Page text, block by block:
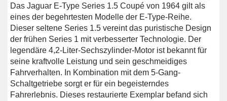
Das Jaguar E-Type Series 1.5 Coupé von 1964 gilt als
eines der begehrtesten Modelle der E-Type-Reihe.
Dieser seltene Series 1.5 vereint das puristische Design
der frühen Series 1 mit verbesserter Technologie. Der
legendäre 4,2-Liter-Sechszylinder-Motor ist bekannt für
seine kraftvolle Leistung und sein geschmeidiges
Fahrverhalten. In Kombination mit dem 5-Gang-
Schaltgetriebe sorgt er für ein begeisterndes
Fahrerlebnis. Dieses restaurierte Exemplar befand sich